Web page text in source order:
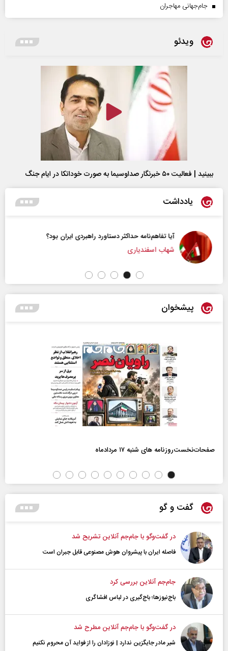
جام‌جهانی مهاجران
ویدئو
ببینید | فعالیت ۵۰ خبرنگار صداوسیما به صورت خوداتکا در ایام جنگ
یادداشت
آیا تفاهم‌نامه حداکثر دستاورد راهبردی ایران بود؟
شهاب اسفندیاری
پیشخوان
صفحات‌نخست‌روزنامه ها‌ی شنبه ۱۷ مردادماه
گفت و گو
در گفت‌و‌گو با جام‌جم آنلاین تشریح شد
فاصله ایران با پیشرو‌ان هوش مصنوعی قابل جبران است
جام‌جم آنلاین بررسی کرد
باج‌نیوزها؛ باج‌گیری در لباس افشاگری
در گفت‌و‌گو با جام‌جم آنلاین مطرح شد
شیر مادر جایگزین ندارد | نوزادان را از فواید آن محروم نکنیم